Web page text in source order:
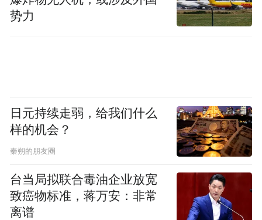
温爱国忠诚与归属感、对阿联酋发展成就引
势力
日元持续走弱，给我们什么
样的机会？
秦朔的朋友圈
台当局拟联合毒油企业放宽
致癌物标准，蒋万安：非常
离谱